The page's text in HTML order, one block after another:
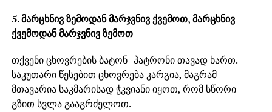
5. მარცხნივ ზემოდან მარჯვნივ ქვემოთ, მარცხნივ
ქვემოდან მარჯვნივ ზემოთ
თქვენი ცხოვრების ბატონ–პატრონი თავად ხართ.
საკუთარი წესებით ცხოვრება კარგია, მაგრამ
მთავარია საკმარისად ჭკვიანი იყოთ, რომ სწორი
გზით სვლა გააგრძელოთ.